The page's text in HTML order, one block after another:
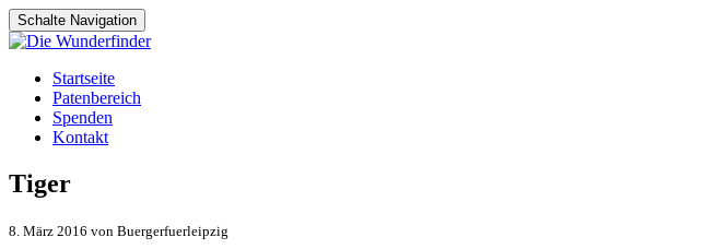
Schalte Navigation
Zum
Inhalt
springen
Startseite
Patenbereich
Spenden
Kontakt
Tiger
8. März 2016 von Buergerfuerleipzig